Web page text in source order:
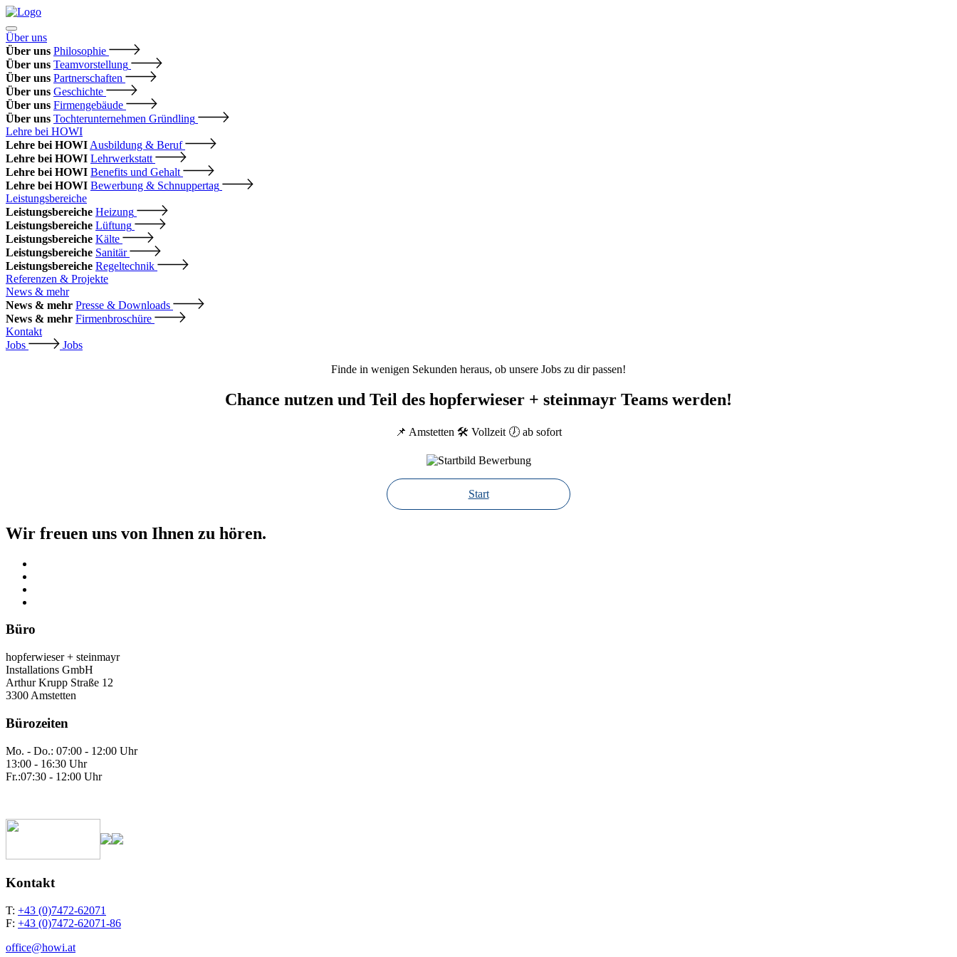
Über uns
Über uns Philosophie
Über uns Teamvorstellung
Über uns Partnerschaften
Über uns Geschichte
Über uns Firmengebäude
Über uns Tochterunternehmen Gründling
Lehre bei HOWI
Lehre bei HOWI Ausbildung & Beruf
Lehre bei HOWI Lehrwerkstatt
Lehre bei HOWI Benefits und Gehalt
Lehre bei HOWI Bewerbung & Schnuppertag
Leistungsbereiche
Leistungsbereiche Heizung
Leistungsbereiche Lüftung
Leistungsbereiche Kälte
Leistungsbereiche Sanitär
Leistungsbereiche Regeltechnik
Referenzen & Projekte
News & mehr
News & mehr Presse & Downloads
News & mehr Firmenbroschüre
Kontakt
Jobs
Jobs
Finde in wenigen Sekunden heraus, ob unsere Jobs zu dir passen!
Chance nutzen und Teil des hopferwieser + steinmayr Teams werden!
📌 Amstetten 🛠 Vollzeit 🕖 ab sofort
Start
Wir freuen uns von Ihnen zu hören.
Büro
hopferwieser + steinmayr
Installations GmbH
Arthur Krupp Straße 12
3300 Amstetten
Bürozeiten
Mo. - Do.: 07:00 - 12:00 Uhr
13:00 - 16:30 Uhr
Fr.:07:30 - 12:00 Uhr
Kontakt
T: +43 (0)7472-62071
F: +43 (0)7472-62071-86
office@howi.at